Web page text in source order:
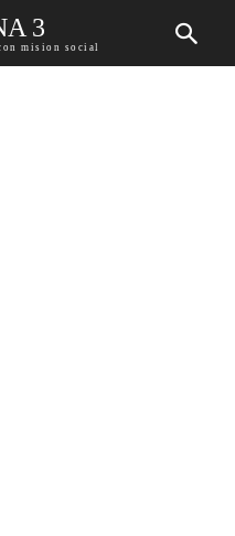
3
mision social